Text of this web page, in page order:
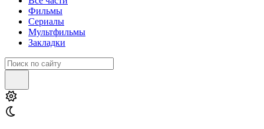
Фильмы
Сериалы
Мультфильмы
Закладки